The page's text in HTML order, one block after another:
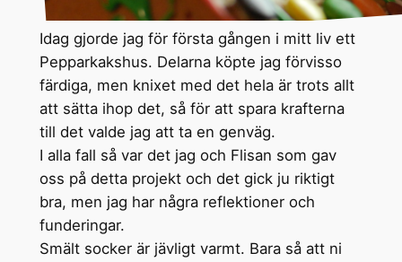
Idag gjorde jag för första gången i mitt liv ett
Pepparkakshus. Delarna köpte jag förvisso
färdiga, men knixet med det hela är trots allt
att sätta ihop det, så för att spara krafterna
till det valde jag att ta en genväg.
I alla fall så var det jag och Flisan som gav
oss på detta projekt och det gick ju riktigt
bra, men jag har några reflektioner och
funderingar.
Smält socker är jävligt varmt. Bara så att ni